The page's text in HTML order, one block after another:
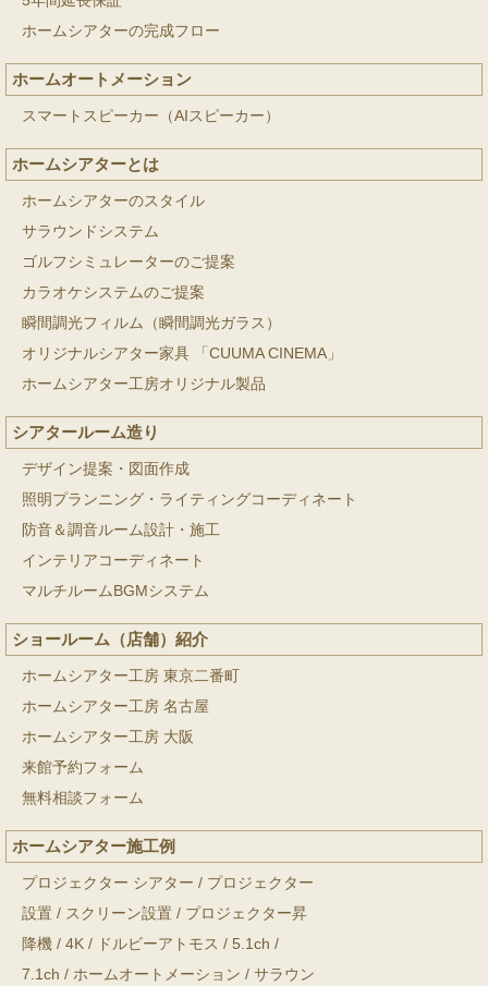
ホームシアターの完成フロー
ホームオートメーション
スマートスピーカー（AIスピーカー）
ホームシアターとは
ホームシアターのスタイル
サラウンドシステム
ゴルフシミュレーターのご提案
カラオケシステムのご提案
瞬間調光フィルム（瞬間調光ガラス）
オリジナルシアター家具 「CUUMA CINEMA」
ホームシアター工房オリジナル製品
シアタールーム造り
デザイン提案・図面作成
照明プランニング・ライティングコーディネート
防音＆調音ルーム設計・施工
インテリアコーディネート
マルチルームBGMシステム
ショールーム（店舗）紹介
ホームシアター工房 東京二番町
ホームシアター工房 名古屋
ホームシアター工房 大阪
来館予約フォーム
無料相談フォーム
ホームシアター施工例
プロジェクター シアター / プロジェクター
設置 / スクリーン設置 / プロジェクター昇
降機 / 4K / ドルビーアトモス / 5.1ch /
7.1ch / ホームオートメーション / サラウン